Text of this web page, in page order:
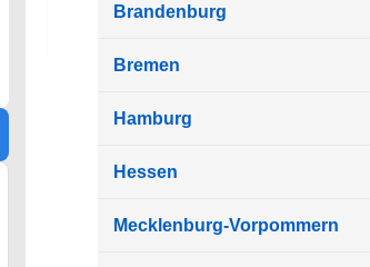
Brandenburg
Bremen
Hamburg
Hessen
Mecklenburg-Vorpommern